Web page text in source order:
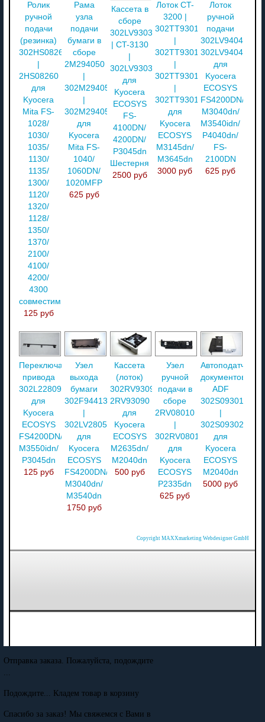
Ролик
ручной
подачи
(резинка)
302HS08260
2HS08260
для
Kyocera
Mita FS-
1028/
1030/
1035/
1130/
1135/
1300/
1120/
1320/
1128/
1350/
1370/
2100/
4100/
4200/
4300
совместимый
125 руб
Рама
узла
подачи
бумаги в
сборе
2M294050
302M294050
302M294051
для
Kyocera
Mita FS-
1040/
1060DN/
1020MFP
625 руб
Кассета в
сборе
302LV93030
| CT-3130
302LV93031
для
Kyocera
ECOSYS
FS-
4100DN/
4200DN/
P3045dn
Шестерня
2500 руб
Лоток CT-
3200 |
302TT93013
302TT93012
302TT93011
302TT93010
для
Kyocera
ECOSYS
M3145dn/
M3645dn
3000 руб
Лоток
ручной
подачи
302LV94040/
302LV94041
для
Kyocera
ECOSYS
FS4200DN/
M3040dn/
M3540idn/
P4040dn/
FS-
2100DN
625 руб
Переключатель
привода
302L228090
для
Kyocera
ECOSYS
FS4200DN/
M3550idn/
P3045dn
125 руб
Узел
выхода
бумаги
302F944131
|
302LV28050
для
Kyocera
ECOSYS
FS4200DN/
M3040dn/
M3540dn
1750 руб
Кассета
(лоток)
302RV93090
2RV93090
для
Kyocera
ECOSYS
M2635dn/
M2040dn
500 руб
Узел
ручной
подачи в
сборе
2RV08010
|
302RV08010
для
Kyocera
ECOSYS
P2335dn
625 руб
Автоподатчик
документов
ADF
302S093010
|
302S093020
для
Kyocera
ECOSYS
M2040dn
5000 руб
Copyright MAXXmarketing Webdesigner GmbH
Отправка заказа. Пожалуйста, подождите
...
Подождите... Кладем товар в корзину
Спасибо за заказ! Мы свяжемся с Вами в